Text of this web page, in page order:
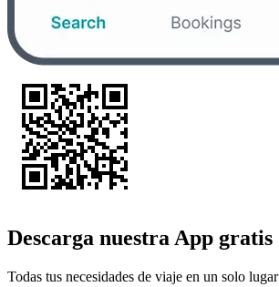
Descarga nuestra App gratis
Todas tus necesidades de viaje en un solo lugar